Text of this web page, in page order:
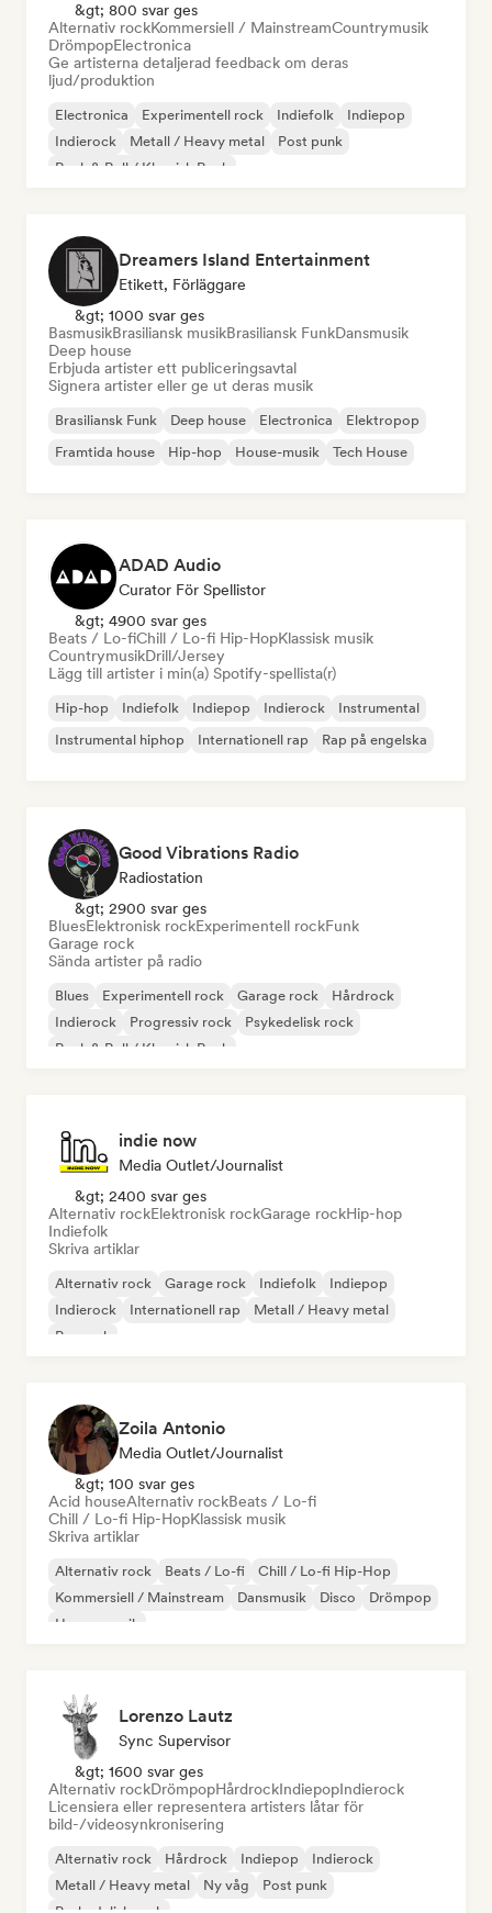
&gt; 800 svar ges
Alternativ rockKommersiell / MainstreamCountrymusik
DrömpopElectronica
Ge artisterna detaljerad feedback om deras
ljud/produktion
Electronica Experimentell rock Indiefolk
Indiepop
Indierock
Metall / Heavy metal
Post punk
Rock & Roll / Klassisk Rock
Dreamers Island Entertainment
Etikett, Förläggare
&gt; 1000 svar ges
BasmusikBrasiliansk musikBrasiliansk FunkDansmusik
Deep house
Erbjuda artister ett publiceringsavtal
Signera artister eller ge ut deras musik
Brasiliansk Funk Deep house Electronica
Elektropop
Framtida house
Hip-hop House-musik Tech House
ADAD Audio
Curator För Spellistor
&gt; 4900 svar ges
Beats / Lo-fiChill / Lo-fi Hip-HopKlassisk musik
CountrymusikDrill/Jersey
Lägg till artister i min(a) Spotify-spellista(r)
Hip-hop Indiefolk Indiepop Indierock
Instrumental
Instrumental hiphop
Internationell rap Rap på engelska
Good Vibrations Radio
Radiostation
&gt; 2900 svar ges
BluesElektronisk rockExperimentell rockFunk
Garage rock
Sända artister på radio
Blues Experimentell rock Garage rock
Hårdrock
Indierock
Progressiv rock
Psykedelisk rock
Rock & Roll / Klassisk Rock
indie now
Media Outlet/Journalist
&gt; 2400 svar ges
Alternativ rockElektronisk rockGarage rockHip-hop
Indiefolk
Skriva artiklar
Alternativ rock Garage rock Indiefolk
Indiepop
Indierock
Internationell rap
Metall / Heavy metal
Poprock
Zoila Antonio
Media Outlet/Journalist
&gt; 100 svar ges
Acid houseAlternativ rockBeats / Lo-fi
Chill / Lo-fi Hip-HopKlassisk musik
Skriva artiklar
Alternativ rock Beats / Lo-fi
Chill / Lo-fi Hip-Hop
Kommersiell / Mainstream
Dansmusik Disco
Drömpop
House-musik
Lorenzo Lautz
Sync Supervisor
&gt; 1600 svar ges
Alternativ rockDrömpopHårdrockIndiepopIndierock
Licensiera eller representera artisters låtar för
bild-/videosynkronisering
Alternativ rock Hårdrock Indiepop
Indierock
Metall / Heavy metal
Ny våg
Post punk